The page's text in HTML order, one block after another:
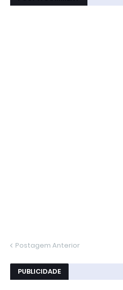
Postagem Anterior
PUBLICIDADE